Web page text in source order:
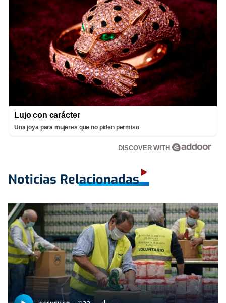
Lujo con carácter
Una joya para mujeres que no piden permiso
DISCOVER WITH
Noticias Relacionadas